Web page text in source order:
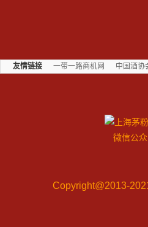
友情链接 一带一路商机网 中国酒协
微信公
Copyright@2013-